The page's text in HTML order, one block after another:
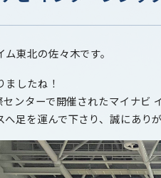
東北の佐々木です。
したね！
ンターで開催されたマイナビ
足を運んで下さり、誠にあり